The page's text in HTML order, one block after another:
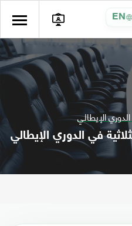
EN
الإيطالي
في الدوري الإيطالي